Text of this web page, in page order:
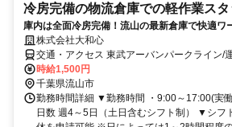
冷房完備の物流倉庫での軽作業スタ
庫内は全面冷房完備！流山の最新倉庫で快適
株式会社大和心
交通・アクセス 東武アーバンパークライン/
自転車通勤OK！（無料の駐輪場完備） つく
たかの森 東武アーバンパークライン/江戸川
あり
時給1,500円
千葉県流山市
勤務時間詳細 ▼勤務時間 ・9:00～17:00(実
日数 週4～5日（土日含むシフト制） ▼シフ